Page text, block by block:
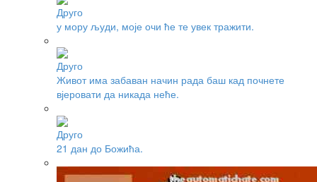
Друго
у мору људи, моје очи ће те увек тражити.
Друго
Живот има забаван начин рада баш кад почнете
вјеровати да никада неће.
Друго
21 дан до Божића.